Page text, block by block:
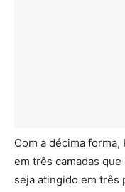
Com a décima
em três camadas
seja atingido em três